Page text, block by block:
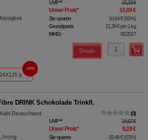
UVP** 21,33 €
Unser Preis* 10,69 €
Sie sparen 10,64 €(50%)
Grundpreis
21,38 €pro 1 kg
MHD:
05/2027
Details
24X125 g
59%
DRINK Schokolade Trinkfl.
Deutschland
Lösung
0
UVP** 24,67 €
Unser Preis* 9,19 €
Sie sparen 15,48 €(63%)